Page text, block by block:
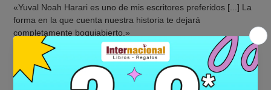
«Yuval Noah Harari es uno de mis escritores preferidos [...] La
forma en la que cuenta nuestra historia te dejará
completamente boquiabierto.»
Natalie Portman
«Interesante y provocador. Este libro nos da cierta perspectiva
del poco tiempo que llevamos en la Tierra, de la corta vida de